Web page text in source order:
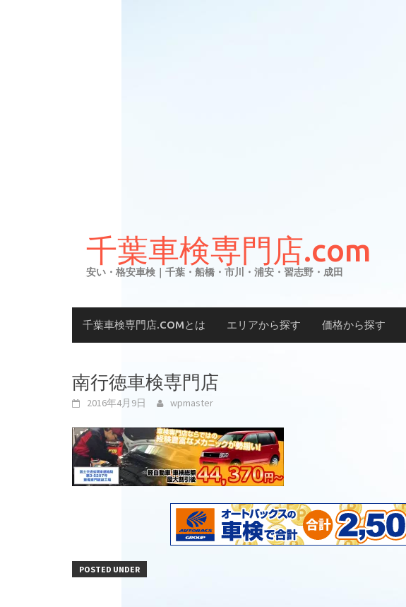
千葉車検専門店.com
安い・格安車検｜千葉・船橋・市川・浦安・習志野・成田
千葉車検専門店.COMとは エリアから探す 価格から探す
南行徳車検専門店
2016年4月9日 wpmaster
POSTED UNDER